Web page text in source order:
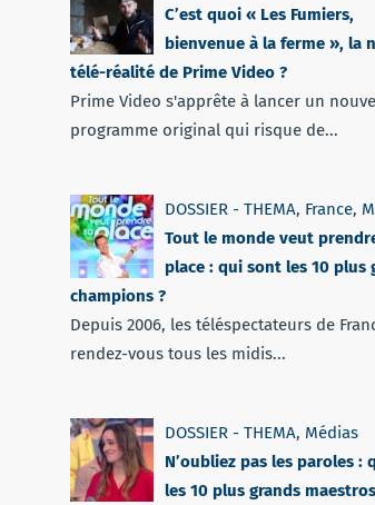
C’est quoi « Les Fumiers,
bienvenue à la ferme », la
télé-réalité de Prime Video ?
Prime Video s'apprête à lancer un
programme original qui risque de...
DOSSIER - THEMA, France,
Tout le monde veut
place : qui sont les 10 plus
champions ?
Depuis 2006, les téléspectateurs de
rendez-vous tous les midis...
DOSSIER - THEMA, Médias
N’oubliez pas les paroles :
les 10 plus grands